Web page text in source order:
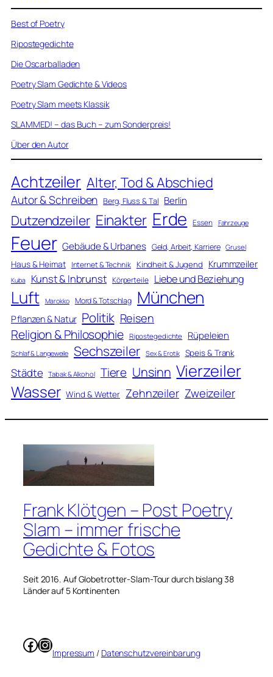
Best of Poetry
Ripostegedichte
Die Oscarballaden
Poetry Slam Gedichte & Videos
Poetry Slam meets Klassik
SLAMMED! – das Buch – zum Sonderpreis!
Über den Autor
Achtzeiler Alter, Tod & Abschied
Autor & Schreiben Berg, Fluss & Tal Berlin
Dutzendzeiler Einakter Erde Essen Fahrzeuge
Feuer Gebäude & Urbanes Geld, Arbeit, Karriere Grusel
Haus & Heimat Internet & Technik Kindheit & Jugend Krummzeiler
Kuba Kunst & Inbrunst Körperteile Liebe und Beziehung
Luft Marokko Mord & Totschlag München
Pflanzen & Natur Politik Reisen
Religion & Philosophie Ripostegedichte Rüpeleien
Schlaf & Langeweile Sechszeiler Sex & Erotik Speis & Trank
Städte Tabak & Alkohol Tiere Unsinn Vierzeiler
Wasser Wind & Wetter Zehnzeiler Zweizeiler
Frank Klötgen – Post Poetry
Slam – immer frische
Gedichte & Fotos
Seit 2016. Auf Globetrotter-Slam-Tour durch bislang 38
Länder auf 5 Kontinenten
Facebook
Instagram
Impressum / Datenschutzvereinbarung